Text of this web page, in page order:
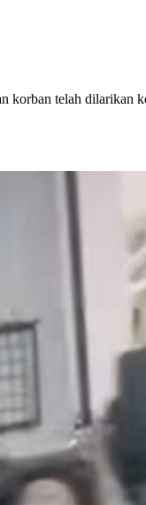
korban telah dilarikan